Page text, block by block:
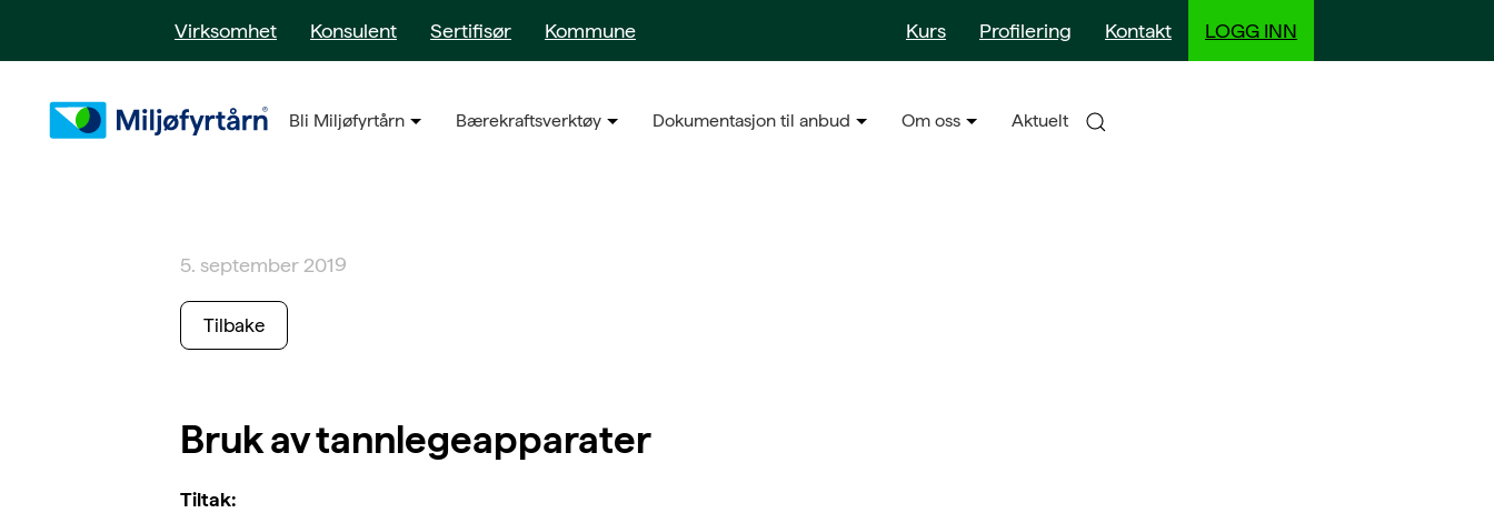
Virksomhet Konsulent Sertifisør Kommune Kurs Profilering Kontakt LOGG INN
Bli Miljøfyrtårn Bærekraftsverktøy Dokumentasjon til anbud Om oss Aktuelt
5. september 2019
Tilbake
Bruk av tannlegeapparater
Tiltak: